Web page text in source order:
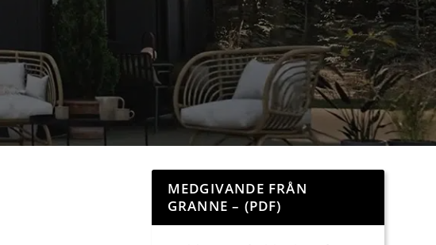
MEDGIVANDE FRÅN
GRANNE – (PDF)